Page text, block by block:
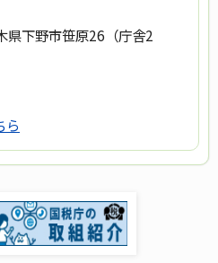
県下野市笹原26（庁舎2
ら